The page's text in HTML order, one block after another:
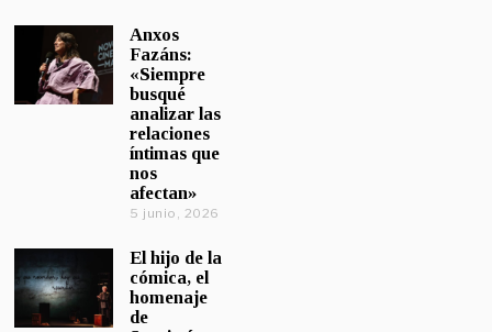
Anxos
Fazáns:
«Siempre
busqué
analizar las
relaciones
íntimas que
nos
afectan»
5 junio, 2026
El hijo de la
cómica, el
homenaje
de